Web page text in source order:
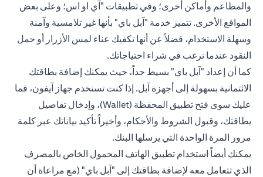
والمطاعم وأماكن أخرى؛ وفي تطبيقات "آي او اس؛ وعلى بعض
المواقع الأخرى. تتميز خدمة "آبل باي" بأنها غير تلامسية وآمنة
وسهلة الاستخدام، فضلاً عن أنها تكفيك عناء لمس الأزرار أو حمل
النقود عندما ترغب في شراء احتياجاتك.
كما أن إعداد "آبل باي" بسيط جداً، حيث يمكنك إضافة بطاقتك
الائتمانية بسهولة إلى أجهزة آبل. إذا كنت تستخدم جهاز آيفون، فما
عليك سوى فتح تطبيق المحفظة (Wallet)، وإدخال تفاصيل
بطاقتك، وقبول الشروط والأحكام، وأخيراً تأكيد بياناتك عبر كلمة
مرور المرة الواحدة التي يرسلها البنك.
يمكنك أيضاً استخدام تطبيق الهاتف المحمول الخاص بالمصرف
الذي تتعامل معه لإضافة بطاقتك إلى "آبل باي" (مع مراعاة أن